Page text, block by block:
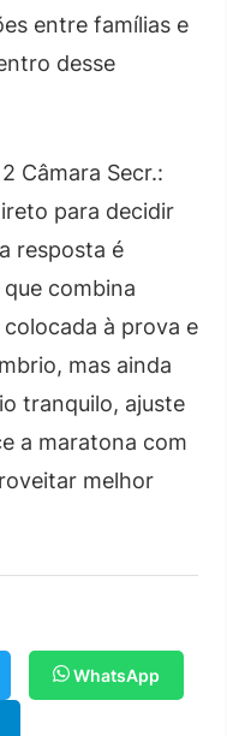
entre famílias e
desse
Câmara Secr.:
para decidir
resposta é
combina
à prova e
mas ainda
tranquilo, ajuste
a maratona com
melhor
WhatsApp